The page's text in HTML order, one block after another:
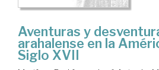
Aventuras y
arahalense en la
Siglo XVII